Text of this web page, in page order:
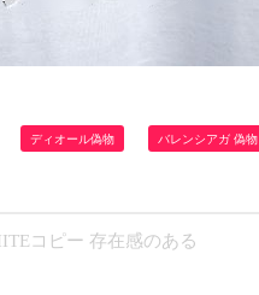
ディオール偽物 バレンシアガ 偽物
コピー 存在感のある